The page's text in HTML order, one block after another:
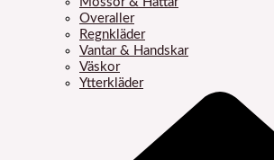
Overaller
Regnkläder
Vantar & Handskar
Väskor
Ytterkläder